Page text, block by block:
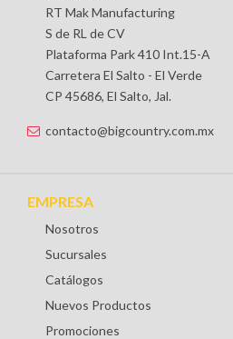
RT Mak Manufacturing
S de RL de CV
Plataforma Park 410 Int.15-A
Carretera El Salto - El Verde
CP 45686, El Salto, Jal.
contacto@bigcountry.com.mx
EMPRESA
Nosotros
Sucursales
Catálogos
Nuevos Productos
Promociones